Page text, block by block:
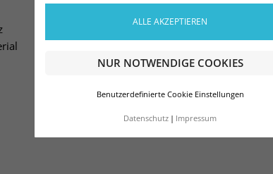
ALLE AKZEPTIEREN
NUR NOTWENDIGE COOKIES
Benutzerdefinierte Cookie Einstellungen
Datenschutz Impressum